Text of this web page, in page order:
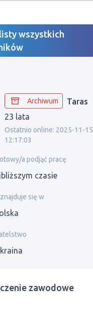
wszystkich
Archiwum
Taras
23 lata
Ostatnio online: 2025-11-15
12:17:03
a podjąć pracę
czasie
się w
zawodowe